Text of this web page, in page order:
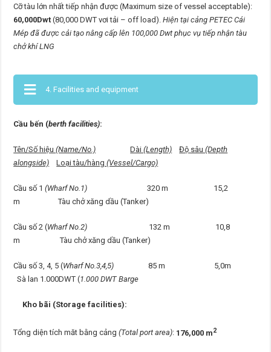
Cỡ tàu lớn nhất tiếp nhận được (Maximum size of vessel acceptable):
60,000Dwt (80,000 DWT vơi tải – off load).Hiện tại cảng PETEC Cái
Mép đã được cải tạo nâng cấp lên 100,000 Dwt phục vụ tiếp nhận tàu
chở khí LNG
4. Facilities and equipment
Cầu bến (berth facilities):
Tên/Số hiệu(Name/No.) Dài(Length) Độ sâu(Depth
alongside)
Loại tàu/hàng(Vessel/Cargo)
Cầu số 1(Wharf No.1) 320 m 15,2
m Tàu chở xăng dầu (Tanker)
Cầu số 2 (Wharf No.2) 132 m 10,8
m Tàu chở xăng dầu (Tanker)
Cầu số 3, 4, 5 (Wharf No.3,4,5) 85 m 5,0m
Sà lan 1.000DWT (1.000 DWT Barge
Kho bãi (Storage facilities):
Tổng diện tích măt bằng cảng(Total port area): 176,000 m2